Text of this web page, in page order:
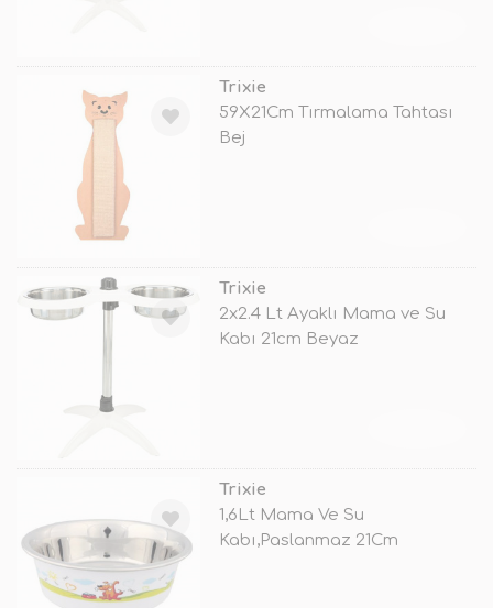
Trixie
59X21Cm Tırmalama Tahtası
Bej
Trixie
2x2.4 Lt Ayaklı Mama ve Su
Kabı 21cm Beyaz
Trixie
1,6Lt Mama Ve Su
Kabı,Paslanmaz 21Cm